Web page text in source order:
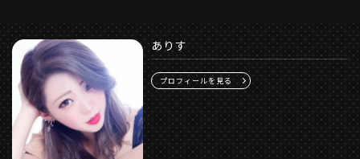
ありす
プロフィールを見る